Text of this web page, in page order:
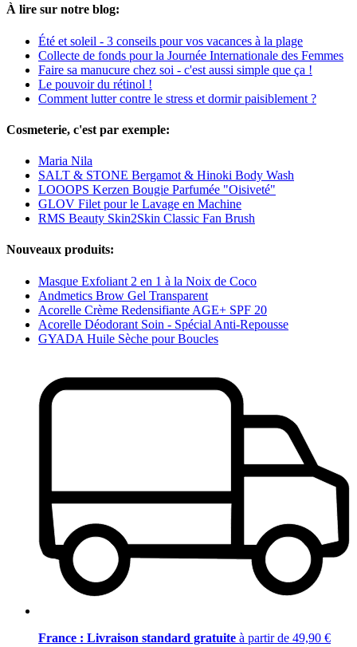
À lire sur notre blog:
Été et soleil - 3 conseils pour vos vacances à la plage
Collecte de fonds pour la Journée Internationale des Femmes
Faire sa manucure chez soi - c'est aussi simple que ça !
Le pouvoir du rétinol !
Comment lutter contre le stress et dormir paisiblement ?
Cosmeterie, c'est par exemple:
Maria Nila
SALT & STONE Bergamot & Hinoki Body Wash
LOOOPS Kerzen Bougie Parfumée "Oisiveté"
GLOV Filet pour le Lavage en Machine
RMS Beauty Skin2Skin Classic Fan Brush
Nouveaux produits:
Masque Exfoliant 2 en 1 à la Noix de Coco
Andmetics Brow Gel Transparent
Acorelle Crème Redensifiante AGE+ SPF 20
Acorelle Déodorant Soin - Spécial Anti-Repousse
GYADA Huile Sèche pour Boucles
France : Livraison standard gratuite à partir de 49,90 €